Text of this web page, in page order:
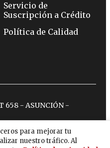
para mejorar tu
nuestro tráfico. Al
Servicio de
Suscripción a Crédito
Política de Calidad
658 - ASUNCIÓN -